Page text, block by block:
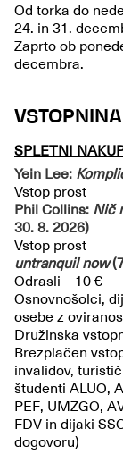
Od torka do
24. in 31.
Zaprto ob
decembra.
VSTOPNINA
SPLETNI
Yein Lee:
Vstop prost
Phil Collins: Nič
30. 8. 2026)
Vstop prost
untranquil now
Odrasli – 10 €
Osnovnošolci,
osebe z
Družinska
Brezplačen
invalidov,
študenti ALUO,
PEF, UMZGO,
FDV in dijaki
dogovoru)